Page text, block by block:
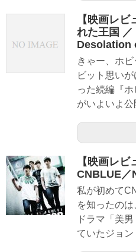
【映画レ
れた王国
Desolation
きゃー、ホ
ビット思い
った続編『ホ
がいよいよ
【映画レ
CNBLUE／
私が初めて
を知ったの
ドラマ「美
ていたジョ